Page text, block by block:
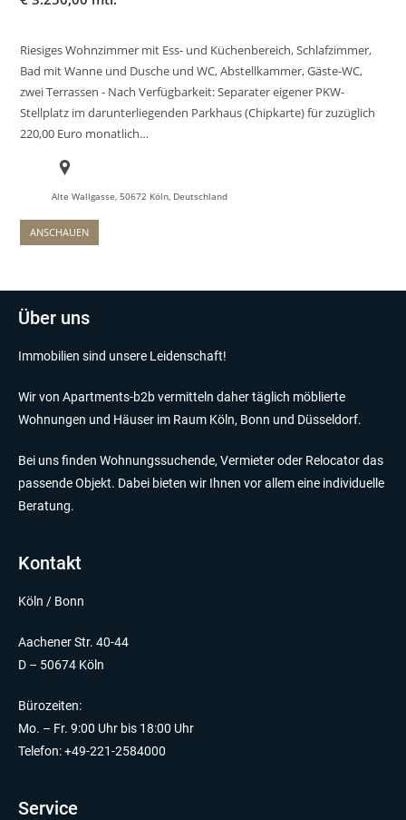
Riesiges Wohnzimmer mit Ess- und Küchenbereich, Schlafzimmer,
Bad mit Wanne und Dusche und WC, Abstellkammer, Gäste-WC,
zwei Terrassen - Nach Verfügbarkeit: Separater eigener PKW-
Stellplatz im darunterliegenden Parkhaus (Chipkarte) für zuzüglich
220,00 Euro monatlich…
Alte Wallgasse, 50672 Köln, Deutschland
ANSCHAUEN
Über uns
Immobilien sind unsere Leidenschaft!
Wir von Apartments-b2b vermitteln daher täglich möblierte
Wohnungen und Häuser im Raum Köln, Bonn und Düsseldorf.
Bei uns finden Wohnungssuchende, Vermieter oder Relocator das
passende Objekt. Dabei bieten wir Ihnen vor allem eine individuelle
Beratung.
Kontakt
Köln / Bonn
Aachener Str. 40-44
D – 50674 Köln
Bürozeiten:
Mo. – Fr. 9:00 Uhr bis 18:00 Uhr
Telefon: +49-221-2584000
Service